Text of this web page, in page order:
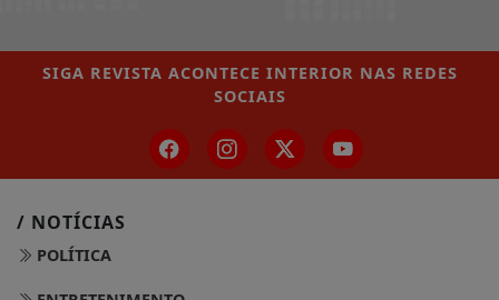
SIGA REVISTA ACONTECE INTERIOR NAS REDES
SOCIAIS
/ NOTÍCIAS
POLÍTICA